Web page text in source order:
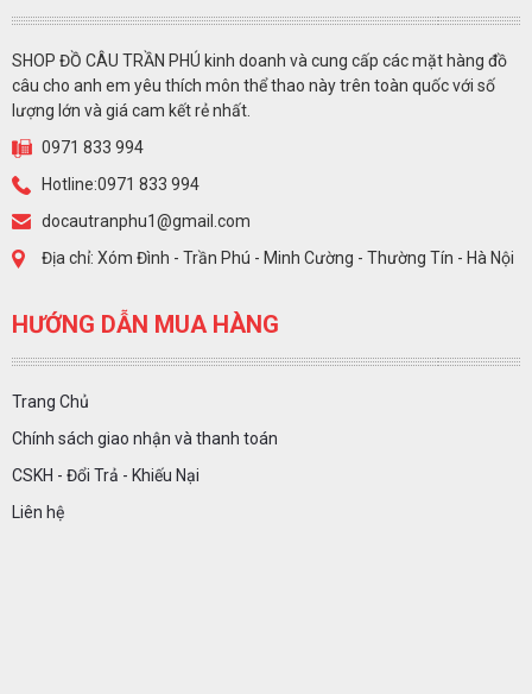
SHOP ĐỒ CÂU TRẦN PHÚ kinh doanh và cung cấp các mặt hàng đồ
câu cho anh em yêu thích môn thể thao này trên toàn quốc với số
lượng lớn và giá cam kết rẻ nhất.
0971 833 994
Hotline:0971 833 994
docautranphu1@gmail.com
Địa chỉ: Xóm Đình - Trần Phú - Minh Cường - Thường Tín - Hà Nội
HƯỚNG DẪN MUA HÀNG
Trang Chủ
Chính sách giao nhận và thanh toán
CSKH - Đổi Trả - Khiếu Nại
Liên hệ